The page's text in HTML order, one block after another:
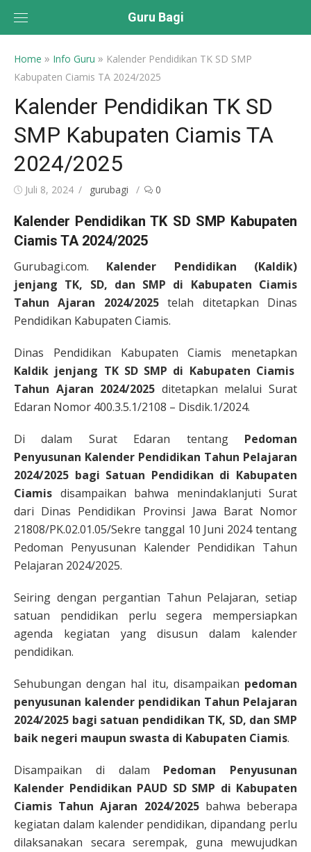
Guru Bagi
Home » Info Guru » Kalender Pendidikan TK SD SMP
Kabupaten Ciamis TA 2024/2025
Kalender Pendidikan TK SD
SMP Kabupaten Ciamis TA
2024/2025
Posted
Juli 8, 2024 Author
gurubagi 0
Kalender Pendidikan TK SD SMP Kabupaten
Ciamis TA 2024/2025
Gurubagi.com. Kalender Pendidikan (Kaldik)
jenjang TK, SD, dan SMP di Kabupaten Ciamis
Tahun Ajaran 2024/2025telah ditetapkan Dinas
Pendidikan Kabupaten Ciamis.
Dinas Pendidikan Kabupaten Ciamis menetapkan
Kaldik jenjang TK SD SMP di Kabupaten Ciamis
Tahun Ajaran 2024/2025 ditetapkan melalui Surat
Edaran Nomor 400.3.5.1/2108 – Disdik.1/2024.
Di dalam Surat Edaran tentang Pedoman
Penyusunan Kalender Pendidikan Tahun Pelajaran
2024/2025 bagi Satuan Pendidikan di Kabupaten
Ciamis disampaikan bahwa menindaklanjuti Surat
dari Dinas Pendidikan Provinsi Jawa Barat Nomor
21808/PK.02.01.05/Sekre tanggal 10 Juni 2024 tentang
Pedoman Penyusunan Kalender Pendidikan Tahun
Pelajaran 2024/2025.
Seiring dengan pergantian Tahun Pelajaran, setiap
satuan pendidikan perlu segera mempersiapkan
agenda kegiatan yang disusun dalam kalender
pendidikan.
Sehubungan dengan hal itu, disampaikan pedoman
penyusunan kalender pendidikan Tahun Pelajaran
2024/2025 bagi satuan pendidikan TK, SD, dan SMP
baik negeri maupun swasta di Kabupaten Ciamis.
Disampaikan di dalam Pedoman Penyusunan
Kalender Pendidikan PAUD SD SMP di Kabupaten
Ciamis Tahun Ajaran 2024/2025 bahwa beberapa
kegiatan dalam kalender pendidikan, dipandang perlu
dilaksanakan secara serempak, guna mewujudkan